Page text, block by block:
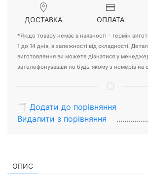
ДОСТАВКА ОПЛАТА
*Якщо товару немає в наявності - термін
1 до 14 днів, в залежності від складності.
виготовлення ви можете дізнатися у
зателефонувавши по будь-якому з номерів на
Додати до порівняння
Видалити з порiвняння
ОПИС